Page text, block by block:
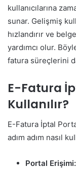
kullanıcılarına
sunar. Gelişmiş
hızlandırır ve
yardımcı olur.
fatura süreçlerini
E-Fatura
Kullanılır?
E-Fatura İptal
adım adım nasıl
Portal Erişimi: